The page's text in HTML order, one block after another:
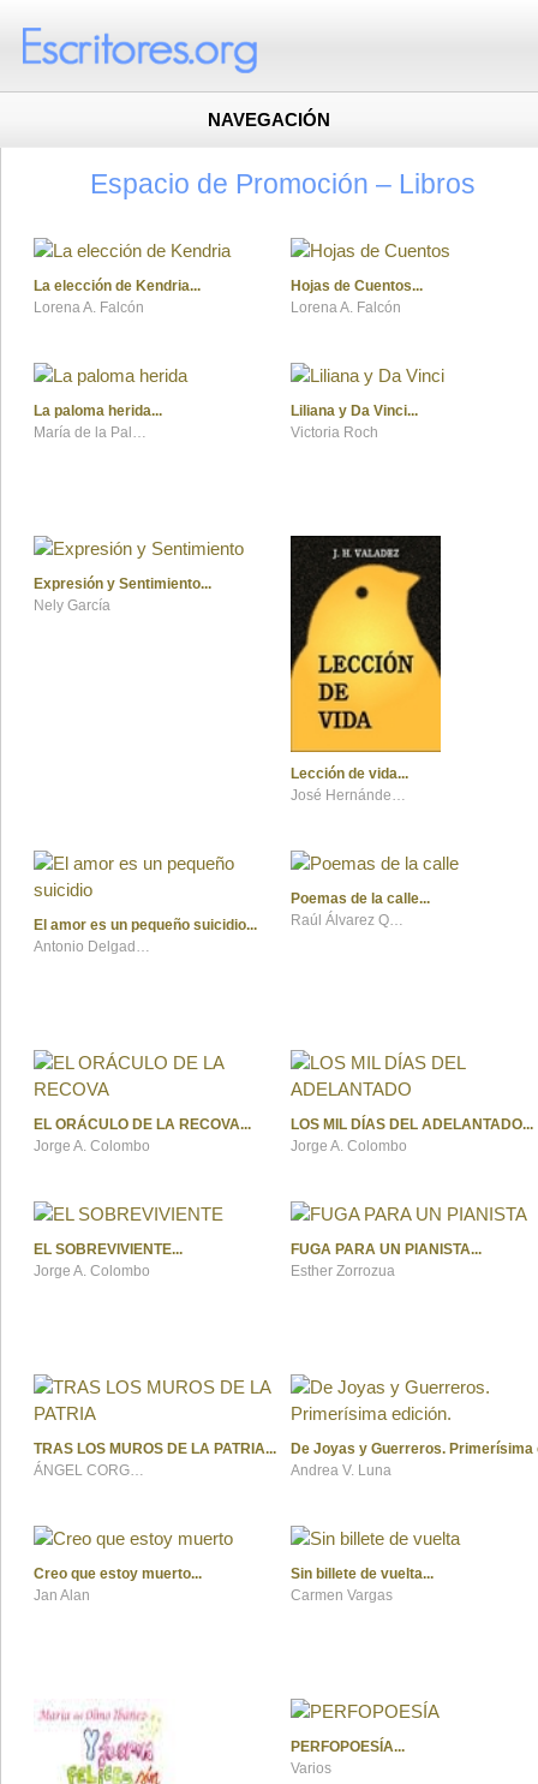
NAVEGACIÓN
Espacio de Promoción – Libros
La elección de Kendria
Lorena A. Falcón
Hojas de Cuentos
Lorena A. Falcón
La paloma herida
María de la Palma Medina
Liliana y Da Vinci
Victoria Roch
Expresión y Sentimiento
Nely García
Lección de vida
José Hernández Valadez
El amor es un pequeño suicidio
Antonio Delgado Jiménez
Poemas de la calle
Raúl Álvarez Quiñones
EL ORÁCULO DE LA RECOVA
Jorge A. Colombo
LOS MIL DÍAS DEL ADELANTADO
Jorge A. Colombo
EL SOBREVIVIENTE
Jorge A. Colombo
FUGA PARA UN PIANISTA
Esther Zorrozua
TRAS LOS MUROS DE LA PATRIA
ÁNGEL CORGO CABANA
De Joyas y Guerreros. Primerísima
Andrea V. Luna
Creo que estoy muerto
Jan Alan
Sin billete de vuelta
Carmen Vargas
PERFOPOESÍA
Varios